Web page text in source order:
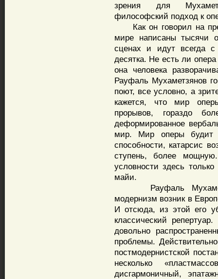
зрения для
философский подход к
Как он говорил на
мире написаны тысячи
сценах и идут всегда
десятка. Не есть ли
она человека
Рауфаль Мухаметзянов
поют, все условно, а
кажется, что мир
прорывов, гораздо
деформированное
мир. Мир оперы будит
способности, катарсис
ступень, более
условности здесь
майи.
Рауфаль
модернизм возник в
И отсюда, из этой его
классический
довольно
проблемы.
постмодернистской
несколько
дисгармоничный,